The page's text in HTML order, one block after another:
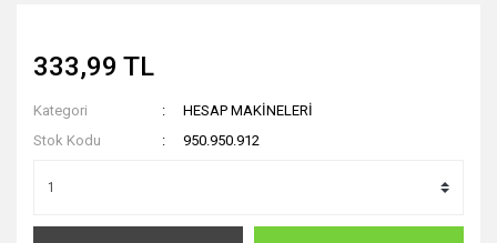
333,99 TL
Kategori
HESAP MAKİNELERİ
Stok Kodu
950.950.912